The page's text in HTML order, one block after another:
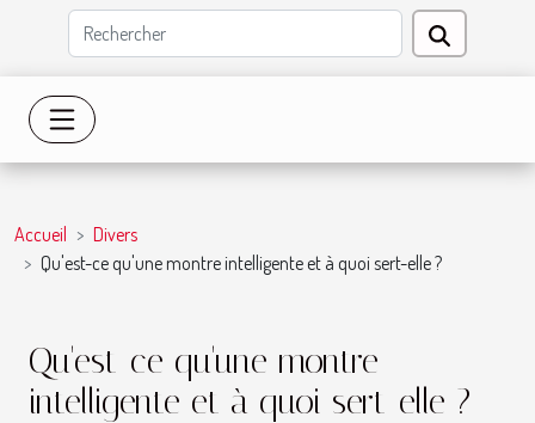
Accueil
Divers
Qu'est-ce qu'une montre intelligente et à quoi sert-elle ?
Qu'est-ce qu'une montre
intelligente et à quoi sert-elle ?